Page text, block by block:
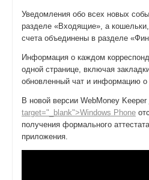
Уведомления обо всех новых
разделе «Входящие», а
счета объединены в разделе
Информация о каждом
одной странице, включая
обновленный чат и информацию о
В новой версии WebMoney
target="_blank">Windows Phone
получения формального
приложения.